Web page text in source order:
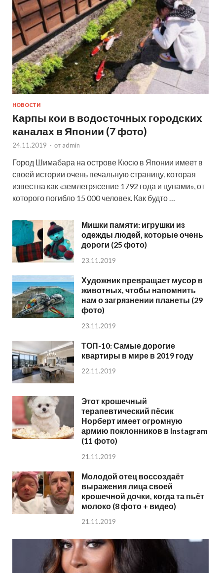
НОВОСТИ
Карпы кои в водосточных городских
каналах в Японии (7 фото)
24.11.2019 - от admin
Город Шимабара на острове Кюсю в Японии имеет в
своей истории очень печальную страницу, которая
известна как «землетрясение 1792 года и цунами», от
которого погибло 15 000 человек. Как будто …
Мишки памяти: игрушки из
одежды людей, которые очень
дороги (25 фото)
23.11.2019
Художник превращает мусор в
животных, чтобы напомнить
нам о загрязнении планеты (29
фото)
23.11.2019
ТОП-10: Самые дорогие
квартиры в мире в 2019 году
22.11.2019
Этот крошечный
терапевтический пёсик
Норберт имеет огромную
армию поклонников в Instagram
(11 фото)
21.11.2019
Молодой отец воссоздаёт
выражения лица своей
крошечной дочки, когда та пьёт
молоко (8 фото + видео)
21.11.2019